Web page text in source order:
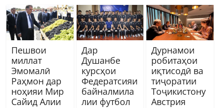
Пешвои
миллат
Эмомалӣ
Раҳмон дар
ноҳияи Мир
Сайид Алии
Дар
Душанбе
курсҳои
Федератсияи
байналмила
лии футбол
Дурнамои
робитаҳои
иқтисодӣ ва
тиҷоратии
Тоҷикистону
Австрия